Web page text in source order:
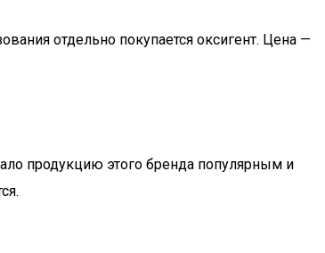
отдельно покупается оксигент. Цена —
продукцию этого бренда популярным и